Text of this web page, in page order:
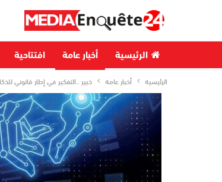
الرئيسية أخبار عامة افتتاحية
الرئيسية أخبار عامة خبير ..التفكير في إطار قانوني